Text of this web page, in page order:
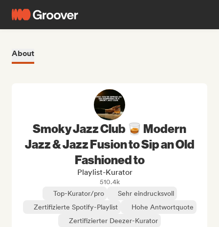
About
Smoky Jazz Club 🥃 Modern
Jazz & Jazz Fusion to Sip an Old
Fashioned to
Playlist-Kurator
510.4k
Top-Kurator/pro
Sehr eindrucksvoll
Zertifizierte Spotify-Playlist
Hohe Antwortquote
Zertifizierter Deezer-Kurator